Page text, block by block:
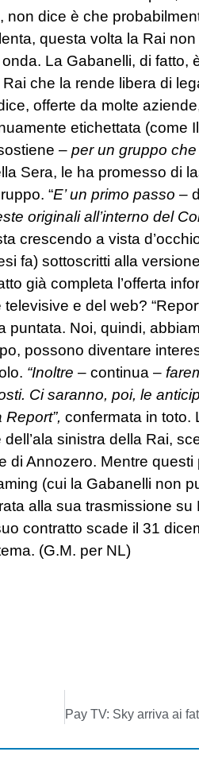
dice è che
questa volta la Rai
La Gabanelli, di fatto,
che la rende libera di
offerte da molte
etichettata (come
– per un gruppo
Sera, le ha promesso di
“E’ un primo passo –
originali all’interno del
crescendo a vista
fa) sottoscritti alla
già completa l’offerta
e del web?
puntata. Noi, quindi,
possono diventare
“Inoltre – continua –
Ci saranno, poi, le
confermata in toto.
sinistra della Rai,
di Annozero. Mentre
(cui la Gabanelli non
alla sua trasmissione
contratto scade il 31
(G.M. per NL)